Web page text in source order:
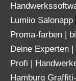
Lumiio Salonapp
Proma-farben |
Deine Experten |
Profi |
Hamburg